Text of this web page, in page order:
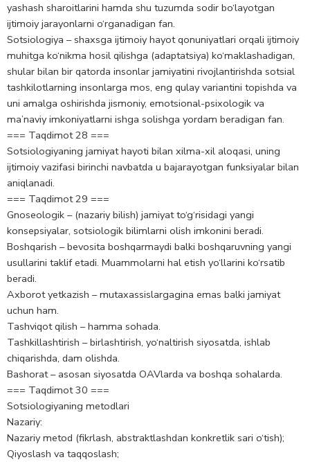
yashash sharoitlarini hamda shu tuzumda sodir bo‘layotgan
ijtimoiy jarayonlarni o‘rganadigan fan.
Sotsiologiya – shaxsga ijtimoiy hayot qonuniyatlari orqali ijtimoiy
muhitga ko‘nikma hosil qilishga (adaptatsiya) ko‘maklashadigan,
shular bilan bir qatorda insonlar jamiyatini rivojlantirishda sotsial
tashkilotlarning insonlarga mos, eng qulay variantini topishda va
uni amalga oshirishda jismoniy, emotsional-psixologik va
ma’naviy imkoniyatlarni ishga solishga yordam bеradigan fan.
=== Taqdimot 28 ===
Sotsiologiyaning jamiyat hayoti bilan xilma-xil aloqasi, uning
ijtimoiy vazifasi birinchi navbatda u bajarayotgan funksiyalar bilan
aniqlanadi.
=== Taqdimot 29 ===
Gnoseologik – (nazariy bilish) jamiyat to‘g‘risidagi yangi
konsepsiyalar, sotsiologik bilimlarni olish imkonini beradi.
Boshqarish – bevosita boshqarmaydi balki boshqaruvning yangi
usullarini taklif etadi. Muammolarni hal etish yo‘llarini ko‘rsatib
beradi.
Axborot yetkazish – mutaxassislargagina emas balki jamiyat
uchun ham.
Tashviqot qilish – hamma sohada.
Tashkillashtirish – birlashtirish, yo‘naltirish siyosatda, ishlab
chiqarishda, dam olishda.
Bashorat – asosan siyosatda OAVlarda va boshqa sohalarda.
=== Taqdimot 30 ===
Sotsiologiyaning metodlari
Nazariy:
Nazariy metod (fikrlash, abstraktlashdan konkretlik sari o‘tish);
Qiyoslash va taqqoslash;